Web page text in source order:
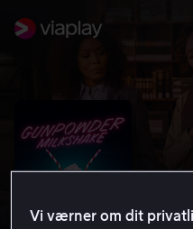
Vi værner om dit